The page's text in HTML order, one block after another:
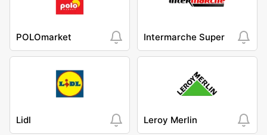
POLOmarket Intermarche Super
Lidl Leroy Merlin